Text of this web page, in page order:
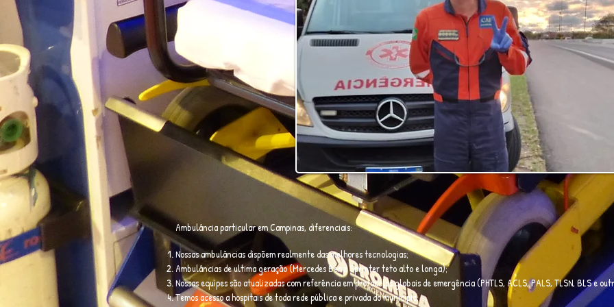
Ambulância particular em Campinas, diferenciais:
Nossas ambulâncias dispõem realmente das melhores tecnologias;
Ambulâncias de ultima geração (Mercedes Benz Sprinter teto alto e longa);
Nossas equipes são atualizadas com referência em protocolos globais de emergência (PHTLS, ACLS, PALS, TLSN, BLS e
Temos acesso a hospitais de toda rede pública e privada do município;